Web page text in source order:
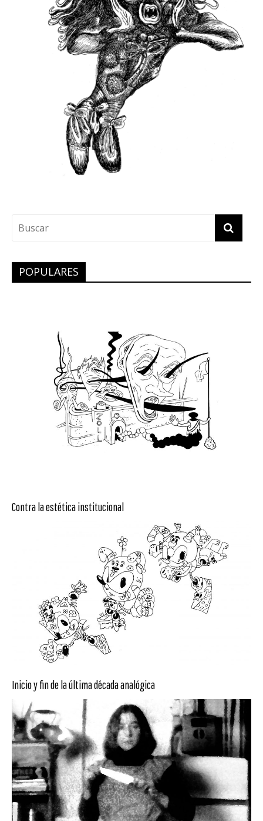
POPULARES
Contra la estética institucional
Inicio y fin de la última década analógica